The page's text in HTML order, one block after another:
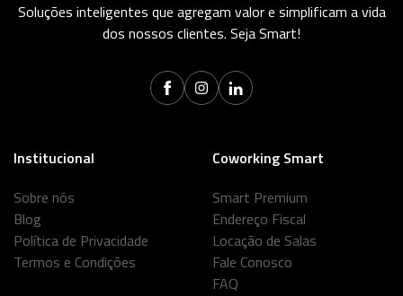
Soluções inteligentes que agregam valor e simplificam a vida
dos nossos clientes. Seja Smart!
Institucional
Sobre nós
Blog
Política de Privacidade
Termos e Condições
Coworking Smart
Smart Premium
Endereço Fiscal
Locação de Salas
Fale Conosco
FAQ